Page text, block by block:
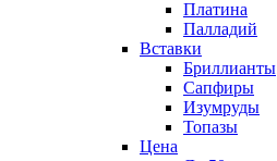
Платина
Палладий
Вставки
Бриллианты
Сапфиры
Изумруды
Топазы
Цена